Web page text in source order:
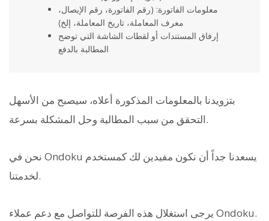
معلومات الفاتورة: (رقم الفاتورة، رقم الإيصال،
معرف المعاملة، تاريخ المعاملة، إلخ)
إرفاق المستندات أو لقطات الشاشة التي توضح
المطالبة بالدفع
بتزويدنا بالمعلومات المذكورة أعلاه، سيصبح من الأسهل
التحقق من سبب المطالبة وحل المشكلة بسرعة.
نحن في Ondoku يسعدنا جداً أن نكون مفيدين لك كمستخدم
لخدمتنا.
يرجى استغلال هذه الفرصة للتواصل مع دعم عملاء Ondoku.